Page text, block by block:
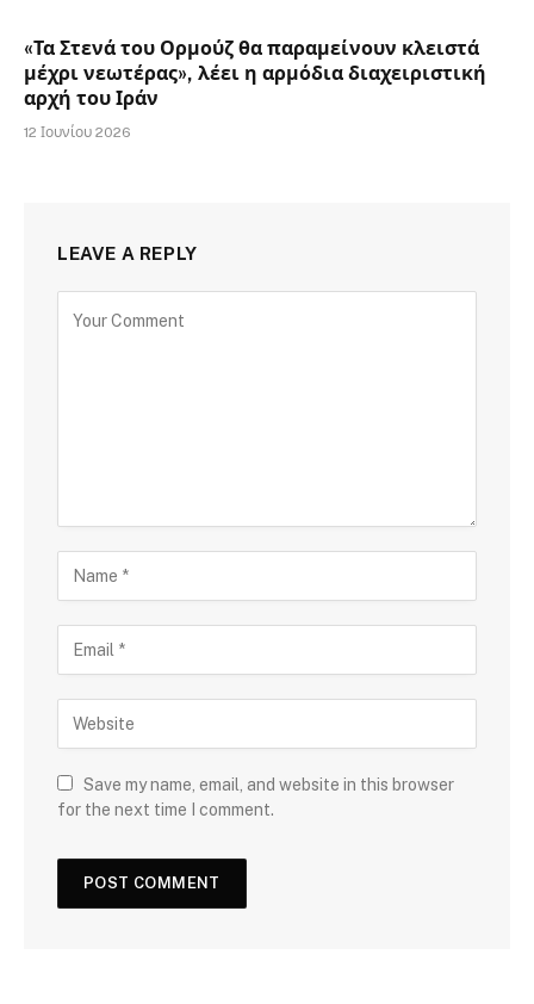
«Τα Στενά του Ορμούζ θα παραμείνουν κλειστά
μέχρι νεωτέρας», λέει η αρμόδια διαχειριστική
αρχή του Ιράν
12 Ιουνίου 2026
LEAVE A REPLY
Save my name, email, and website in this browser
for the next time I comment.